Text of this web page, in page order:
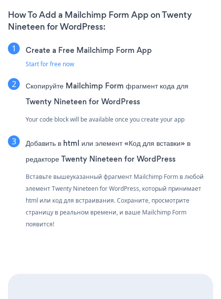
How To Add a Mailchimp Form App on Twenty
Nineteen for WordPress:
Create a Free Mailchimp Form App
Start for free now
Скопируйте Mailchimp Form фрагмент кода для
Twenty Nineteen for WordPress
Your code block will be available once you create your app
Добавить в html или элемент «Код для вставки» в
редакторе Twenty Nineteen for WordPress
Вставьте вышеуказанный фрагмент Mailchimp Form в любой
элемент Twenty Nineteen for WordPress, который принимает
html или код для встраивания. Сохраните, просмотрите
страницу в реальном времени, и ваше Mailchimp Form
появится!